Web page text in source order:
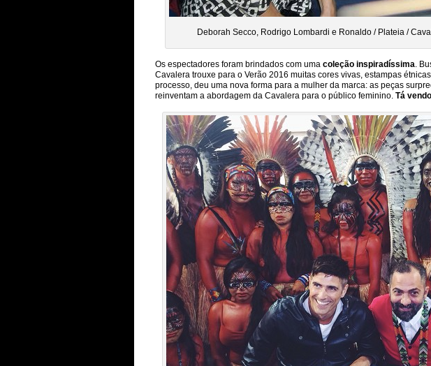
Deborah Secco, Rodrigo Lombardi e Ronaldo / Plateia /
Os espectadores foram brindados com uma coleção inspiradíssima.
Cavalera trouxe para o Verão 2016 muitas cores vivas, estampas
processo, deu uma nova forma para a mulher da marca: as peças
reinventam a abordagem da Cavalera para o público feminino. Tá